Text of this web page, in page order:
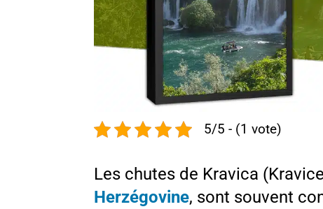
5/5 - (1 vote)
Les chutes de Kravica
Herzégovine, sont souvent